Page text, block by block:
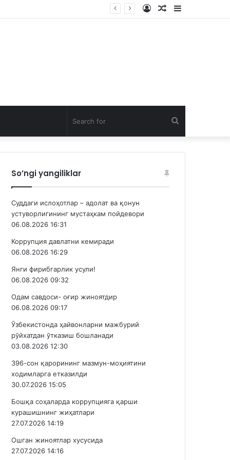
Sidebar
Random
Log
for
So’ngi yangiliklar
Суддаги ислоҳотлар – адолат ва қонун
устуворлигининг мустаҳкам пойдевори
06.08.2026 16:31
Коррупция давлатни кемиради
06.08.2026 16:29
Янги фирибгарлик усули!
06.08.2026 09:32
Одам савдоси- оғир жиноятдир
06.08.2026 09:17
Ўзбекистонда ҳайвонларни мажбурий
рўйхатдан ўтказиш бошланади
03.08.2026 12:30
396-сон қарорининг мазмун-моҳиятини
ходимларга етказилди
30.07.2026 15:05
Бошқа соҳаларда коррупцияга қарши
курашишнинг жиҳатлари
27.07.2026 14:19
Ошган жиноятлар хусусида
27.07.2026 14:16